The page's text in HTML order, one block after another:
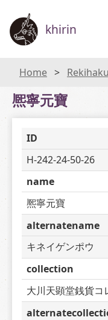
khirin
Home Rekihaku Collection
熈寧元寶
ID
H-242-24-50-26
name
熈寧元寶
alternatename
キネイゲンポウ
collection
大川天顕堂銭貨コ